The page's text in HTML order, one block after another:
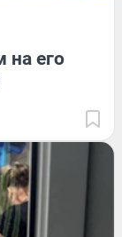
на его